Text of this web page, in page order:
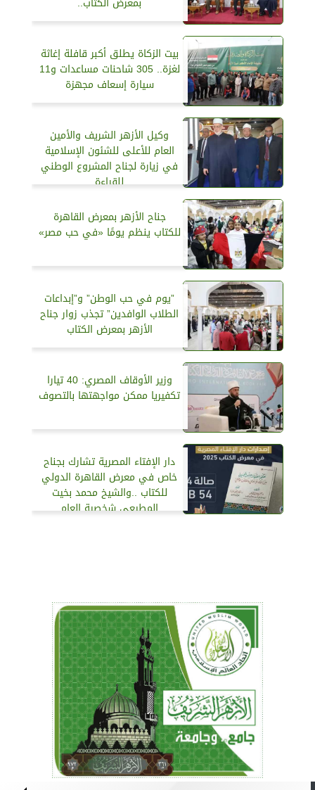
بيت الزكاة يطلق أكبر قافلة إغاثة
لغزة.. 305 شاحنات مساعدات و11
سيارة إسعاف مجهزة
وكيل الأزهر الشريف والأمين
العام للأعلى للشئون الإسلامية
في زيارة لجناح المشروع الوطني
للقراءة
جناح الأزهر بمعرض القاهرة
للكتاب ينظم يومًا «في حب مصر»
”يوم في حب الوطن” و”إبداعات
الطلاب الوافدين” تجذب زوار جناح
الأزهر بمعرض الكتاب
وزير الأوقاف المصري: 40 تيارا
تكفيريا ممكن مواجهتها بالتصوف
دار الإفتاء المصرية تشارك بجناح
خاص في معرض القاهرة الدولي
للكتاب ..والشيخ محمد بخيت
المطيعي شخصية العام